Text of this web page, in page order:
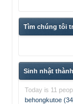
Tìm chúng tôi
Sinh nhật
Today is 11
behongkutoe